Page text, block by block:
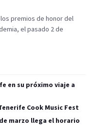
premios de honor del
el pasado 2 de
en su próximo viaje a
Cook Music Fest
marzo llega el horario